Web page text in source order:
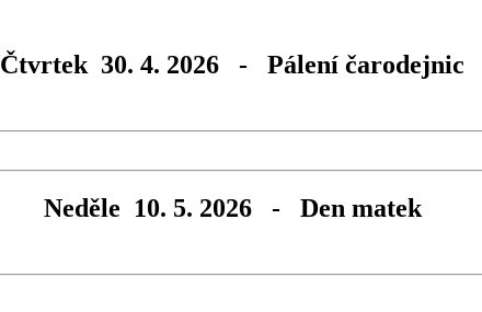
Čtvrtek 30. 4. 2026 - Pálení čarodejnic
Neděle 10. 5. 2026 - Den matek